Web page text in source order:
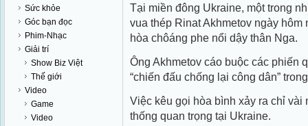
Sức khỏe
Góc bạn đọc
Phim-Nhạc
Giải trí
Show Biz Việt
Thế giới
Video
Game
Video
Tại miền đông Ukraine, một trong
vua thép Rinat Akhmetov ngày
hòa chôáng phe nổi dậy thân Nga.
Ông Akhmetov cáo buộc các phiến
“chiến đấu chống lại công dân”
Việc kêu gọi hòa bình xảy ra chỉ
thống quan trọng tại Ukraine.